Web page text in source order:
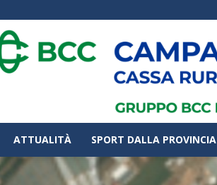
ATTUALITÀ SPORT DALLA PROVINCIA